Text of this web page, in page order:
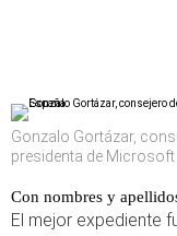
Gonzalo Gortázar,
presidenta de Microsoft
Con nombres y
El mejor expediente